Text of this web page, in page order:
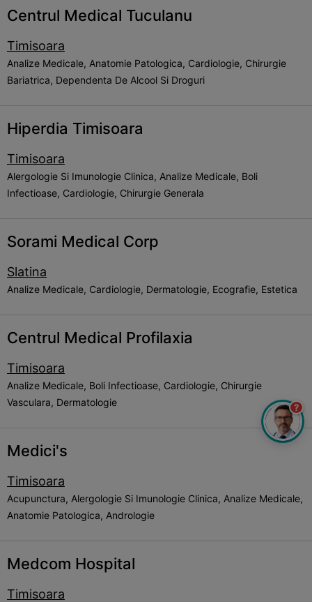
Centrul Medical Tuculanu
Timisoara
Analize Medicale, Anatomie Patologica, Cardiologie, Chirurgie
Bariatrica, Dependenta De Alcool Si Droguri
Hiperdia Timisoara
Timisoara
Alergologie Si Imunologie Clinica, Analize Medicale, Boli
Infectioase, Cardiologie, Chirurgie Generala
Sorami Medical Corp
Slatina
Analize Medicale, Cardiologie, Dermatologie, Ecografie, Estetica
Centrul Medical Profilaxia
Timisoara
Analize Medicale, Boli Infectioase, Cardiologie, Chirurgie
Vasculara, Dermatologie
Medici's
Timisoara
Acupunctura, Alergologie Si Imunologie Clinica, Analize Medicale,
Anatomie Patologica, Andrologie
Medcom Hospital
Timisoara
?